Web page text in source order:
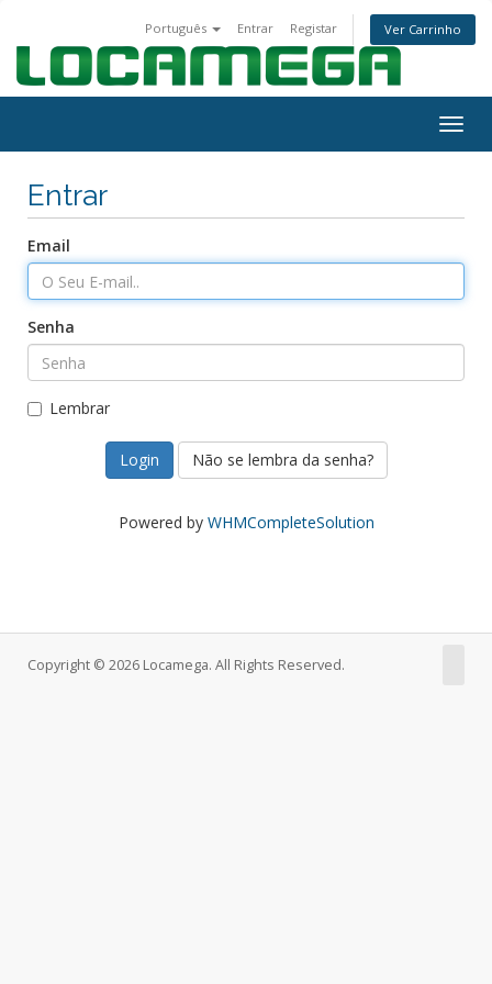
Português Entrar Registar Ver Carrinho
Entrar
Email
Senha
Lembrar
Não se lembra da senha?
Powered by WHMCompleteSolution
Copyright © 2026 Locamega. All Rights Reserved.